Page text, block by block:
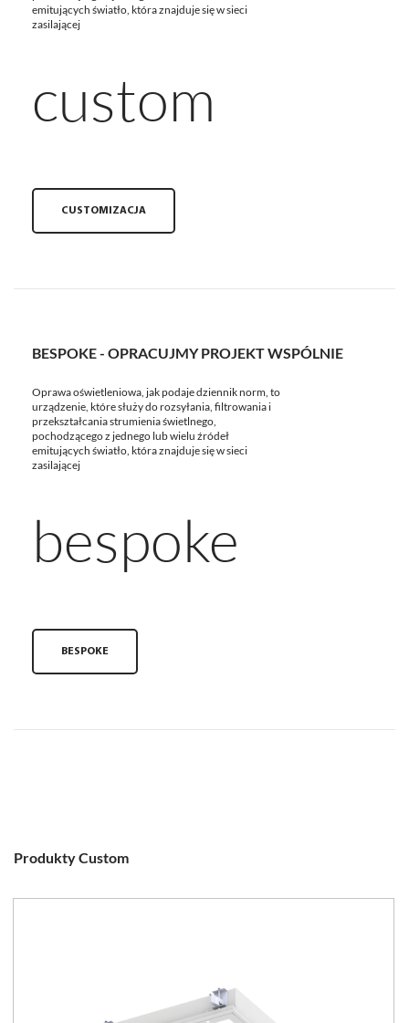
emitujących światło, która znajduje się w sieci
zasilającej
custom
CUSTOMIZACJA
BESPOKE - OPRACUJMY PROJEKT WSPÓLNIE
Oprawa oświetleniowa, jak podaje dziennik norm, to
urządzenie, które służy do rozsyłania, filtrowania i
przekształcania strumienia świetlnego,
pochodzącego z jednego lub wielu źródeł
emitujących światło, która znajduje się w sieci
zasilającej
bespoke
BESPOKE
Produkty Custom